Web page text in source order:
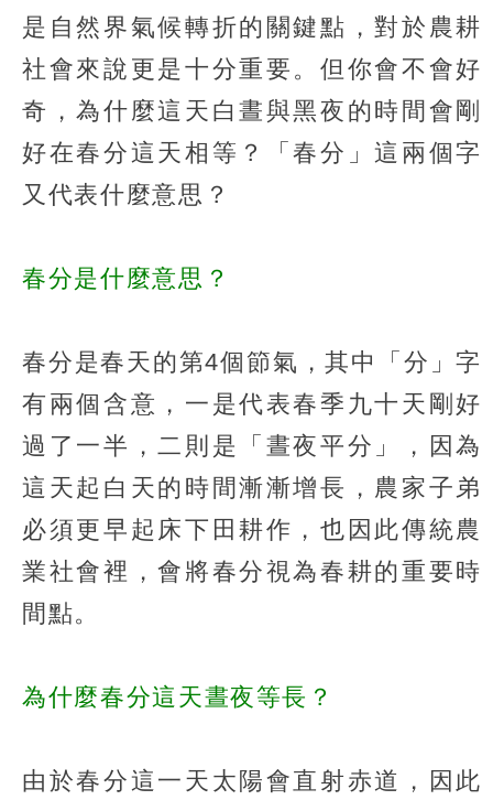
是自然界氣候轉折的關鍵點，對於農耕
社會來說更是十分重要。但你會不會好
奇，為什麼這天白晝與黑夜的時間會剛
好在春分這天相等？「春分」這兩個字
又代表什麼意思？
春分是什麼意思？
春分是春天的第4個節氣，其中「分」字
有兩個含意，一是代表春季九十天剛好
過了一半，二則是「晝夜平分」，因為
這天起白天的時間漸漸增長，農家子弟
必須更早起床下田耕作，也因此傳統農
業社會裡，會將春分視為春耕的重要時
間點。
為什麼春分這天晝夜等長？
由於春分這一天太陽會直射赤道，因此